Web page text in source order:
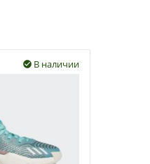
В наличии
